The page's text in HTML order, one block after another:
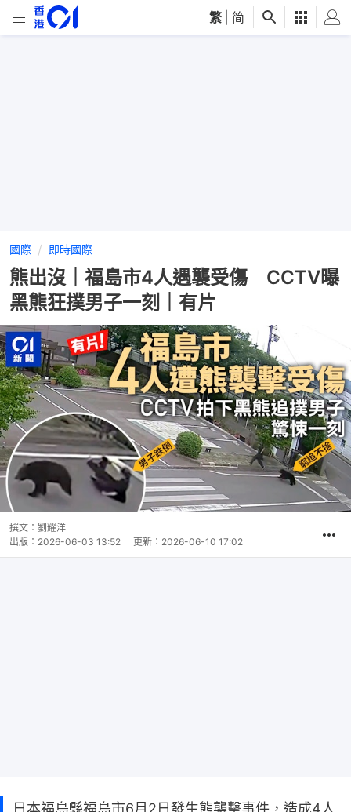
繁 简
國際 即時國際
熊出沒｜福島市4人遇襲受傷 CCTV曝
黑熊狂撲男子一刻｜有片
撰文： 劉耀洋
出版： 2026-06-03 13:52 更新： 2026-06-10 17:02
日本福島縣福島市6月2日發生熊襲擊事件，造成4人